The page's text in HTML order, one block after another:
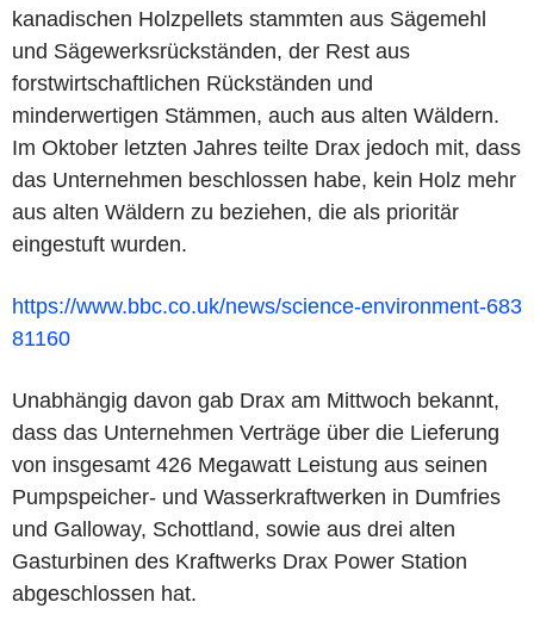
kanadischen Holzpellets stammten aus Sägemehl
und Sägewerksrückständen, der Rest aus
forstwirtschaftlichen Rückständen und
minderwertigen Stämmen, auch aus alten Wäldern.
Im Oktober letzten Jahres teilte Drax jedoch mit, dass
das Unternehmen beschlossen habe, kein Holz mehr
aus alten Wäldern zu beziehen, die als prioritär
eingestuft wurden.
https://www.bbc.co.uk/news/science-environment-683
81160
Unabhängig davon gab Drax am Mittwoch bekannt,
dass das Unternehmen Verträge über die Lieferung
von insgesamt 426 Megawatt Leistung aus seinen
Pumpspeicher- und Wasserkraftwerken in Dumfries
und Galloway, Schottland, sowie aus drei alten
Gasturbinen des Kraftwerks Drax Power Station
abgeschlossen hat.